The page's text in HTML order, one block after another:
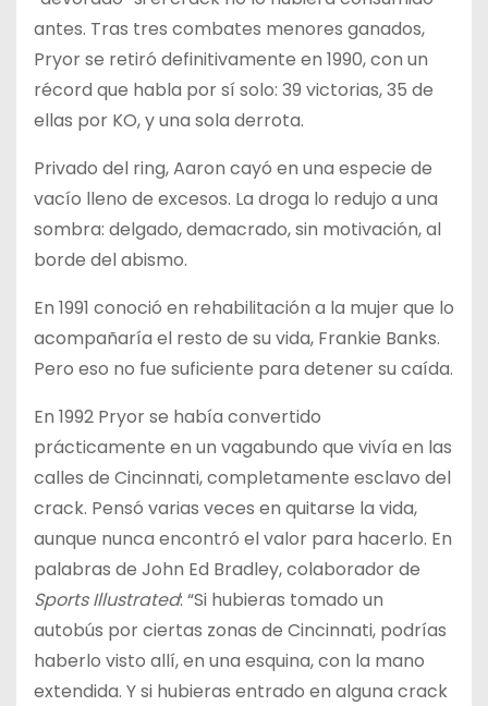
antes. Tras tres combates menores ganados,
Pryor se retiró definitivamente en 1990, con un
récord que habla por sí solo: 39 victorias, 35 de
ellas por KO, y una sola derrota.
Privado del ring, Aaron cayó en una especie de
vacío lleno de excesos. La droga lo redujo a una
sombra: delgado, demacrado, sin motivación, al
borde del abismo.
En 1991 conoció en rehabilitación a la mujer que lo
acompañaría el resto de su vida, Frankie Banks.
Pero eso no fue suficiente para detener su caída.
En 1992 Pryor se había convertido
prácticamente en un vagabundo que vivía en las
calles de Cincinnati, completamente esclavo del
crack. Pensó varias veces en quitarse la vida,
aunque nunca encontró el valor para hacerlo. En
palabras de John Ed Bradley, colaborador de
Sports Illustrated: “Si hubieras tomado un
autobús por ciertas zonas de Cincinnati, podrías
haberlo visto allí, en una esquina, con la mano
extendida. Y si hubieras entrado en alguna crack